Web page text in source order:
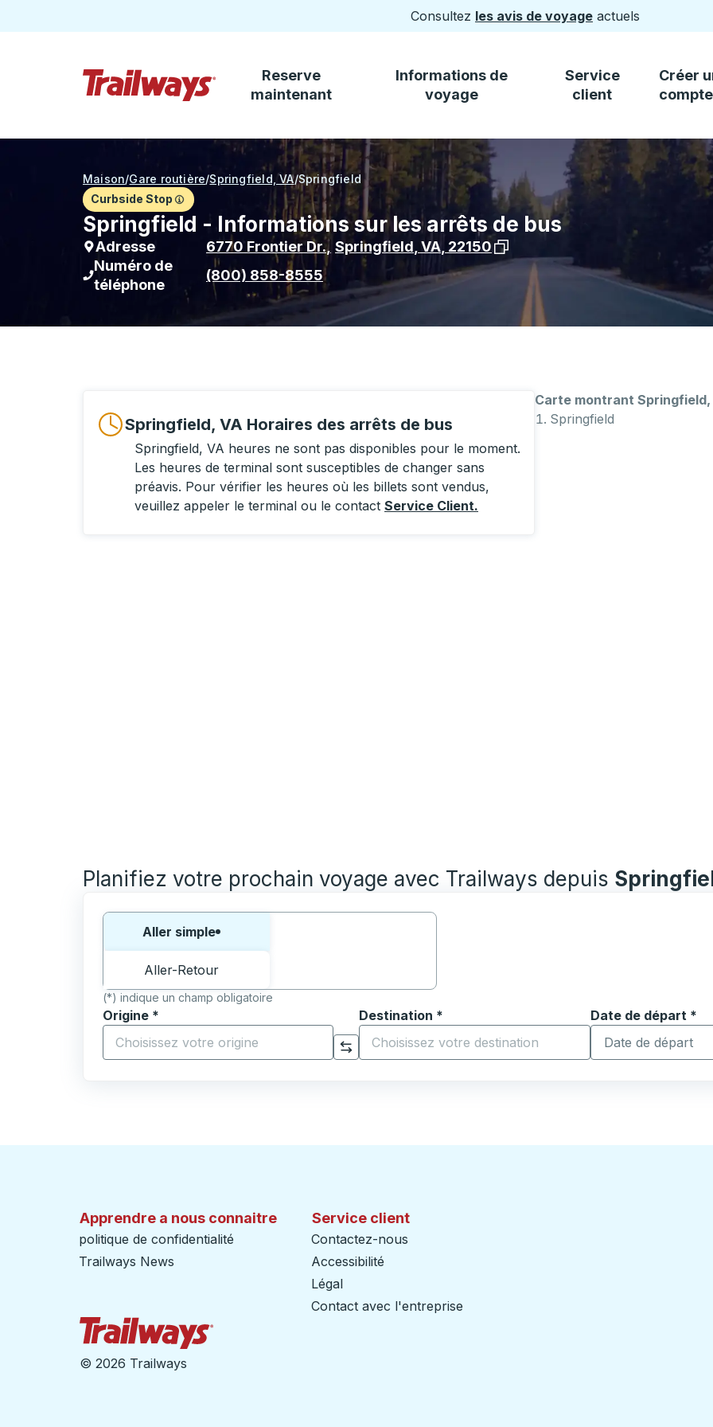
Consultez les avis de voyage actuels
Passez au contenu principal
Reserve
maintenant
Informations de
voyage
Service
client
Créer
compte
Maison/Gare routière/Springfield, VA/Springfield
Curbside Stop
Springfield - Informations sur les arrêts de bus
Adresse 6770 Frontier Dr., Springfield VA 22150 Voir l'emplacement de l'arrêt sur
Numéro de
téléphone
(800) 858-8555
Springfield, VA Horaires des arrêts de bus
Springfield, VA heures ne sont pas disponibles pour le moment.
Les heures de terminal sont susceptibles de changer sans
préavis. Pour vérifier les heures où les billets sont vendus,
veuillez appeler le terminal ou le contact Service Client.
Carte montrant Springfield,
Springfield
Planifiez votre prochain voyage avec Trailways depuis
Choisissez un sens ou un aller-retour:
Aller simple
Aller-Retour
(*) indique un champ obligatoire
Origine *
Commencez à saisir la ville d'origine pour ouvrir les options de localisation, puis utilisez les
Cliquez pour changer vos sélections d'origine et de destination
Destination *
Commencez à saisir la ville de destination pour ouvrir
Date de départ *
Tapez la date au
Apprendre a nous connaitre
politique de confidentialité
Trailways News
Service client
Contactez-nous
Accessibilité
Légal
Contact avec l'entreprise
© 2026 Trailways